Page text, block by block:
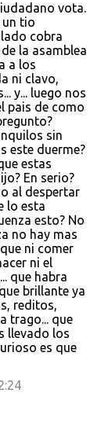
vota.
tio
cobra
la asamblea
a los
ni clavo,
y... luego nos
pais de como
sin
este duerme?
estas
En serio?
al despertar
lo esta
esto? No
no hay mas
ni comer
ni el
que habra
brillante ya
reditos,
trago... que
llevado los
es que